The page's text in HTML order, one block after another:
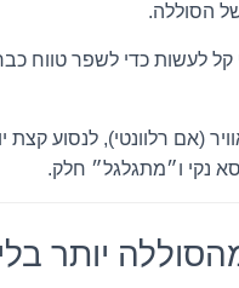
הסוללה.
לעשות כדי לשפר טווח
(אם רלוונטי), לנסוע קצת
נקי ו״מתגלגל״ חלק.
יותר בלי